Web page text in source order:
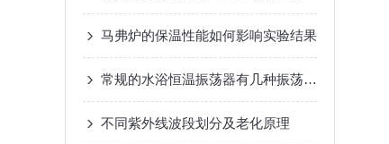
马弗炉的保温性能如何影响实验结果
常规的水浴恒温振荡器有几种振荡方式
不同紫外线波段划分及老化原理